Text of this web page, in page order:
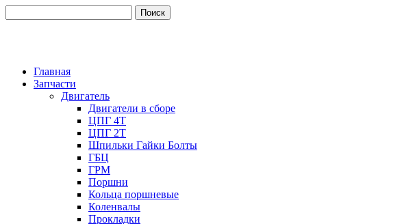
Главная
Запчасти
Двигатель
Двигатели в сборе
ЦПГ 4Т
ЦПГ 2Т
Шпильки Гайки Болты
ГБЦ
ГРМ
Поршни
Кольца поршневые
Коленвалы
Прокладки